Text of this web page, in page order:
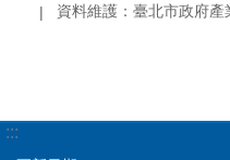
資料維護：臺北市政府產
:::